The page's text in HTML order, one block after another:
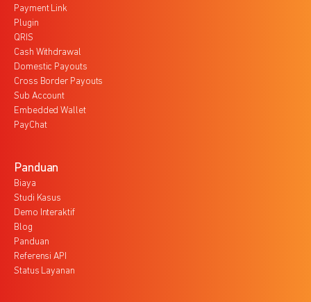
Payment Link
Plugin
QRIS
Cash Withdrawal
Domestic Payouts
Cross Border Payouts
Sub Account
Embedded Wallet
PayChat
Panduan
Biaya
Studi Kasus
Demo Interaktif
Blog
Panduan
Referensi API
Status Layanan